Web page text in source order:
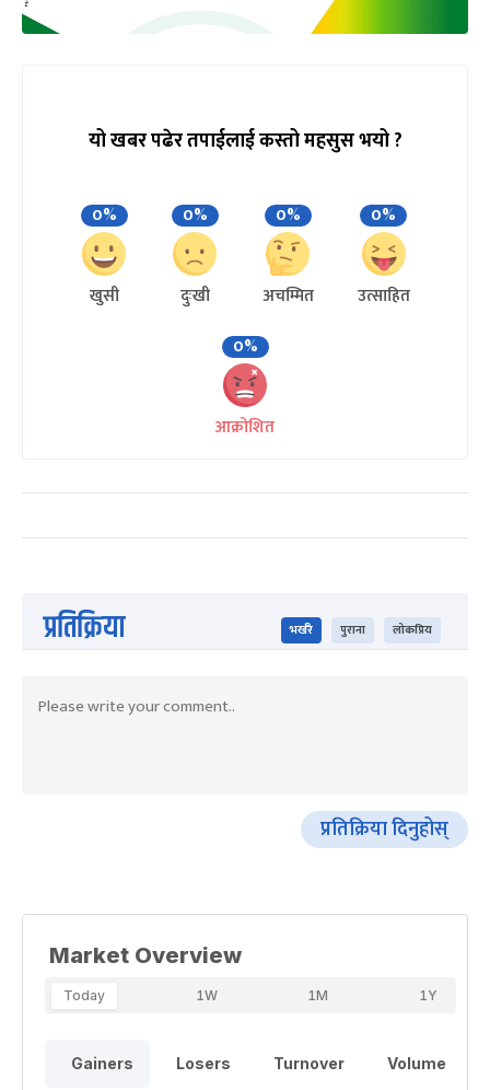
यो खबर पढेर तपाईलाई कस्तो महसुस भयो ?
0%
खुसी
0%
दुःखी
0%
अचम्मित
0%
उत्साहित
0%
आक्रोशित
प्रतिक्रिया भर्खरै पुराना लोकप्रिय
प्रतिक्रिया दिनुहोस्